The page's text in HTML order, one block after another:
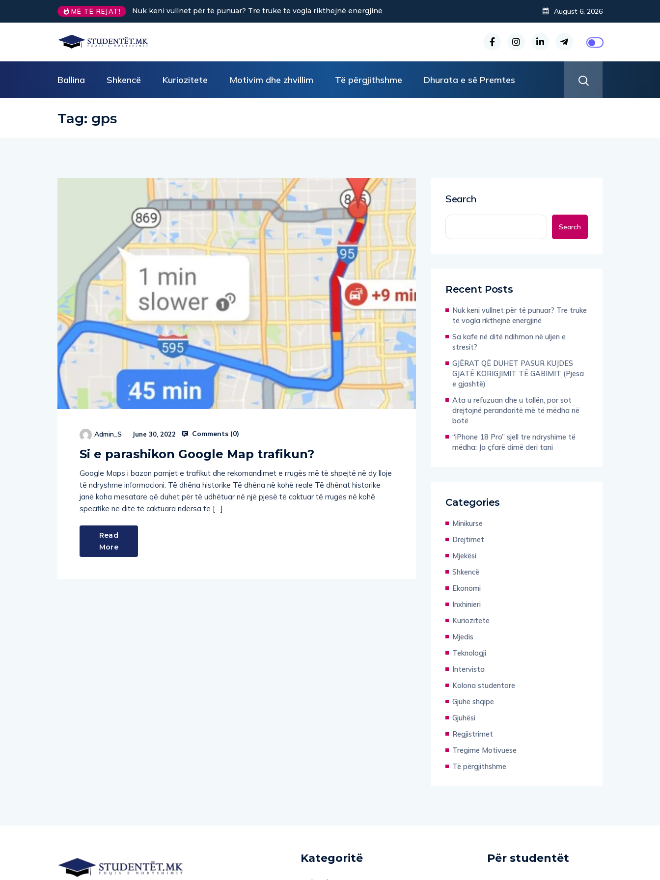
MË TË REJAT! Nuk keni vullnet për të punuar? Tre truke të vogla rikthejnë energjinë August 6, 2026
Ballina Shkencë Kuriozitete Motivim dhe zhvillim Të përgjithshme Dhurata e së Premtes
Tag: gps
Admin_S June 30, 2022 Comments (0)
Si e parashikon Google Map trafikun?
Google Maps i bazon pamjet e trafikut dhe rekomandimet e rrugës më të shpejtë në dy lloje
të ndryshme informacioni: Të dhëna historike Të dhëna në kohë reale Të dhënat historike
janë koha mesatare që duhet për të udhëtuar në një pjesë të caktuar të rrugës në kohë
specifike në ditë të caktuara ndërsa të […]
Read
More
Search
Search
Recent Posts
Nuk keni vullnet për të punuar? Tre truke
të vogla rikthejnë energjinë
Sa kafe në ditë ndihmon në uljen e
stresit?
GJËRAT QË DUHET PASUR KUJDES
GJATË KORIGJIMIT TË GABIMIT (Pjesa
e gjashtë)
Ata u refuzuan dhe u tallën, por sot
drejtojnë perandoritë më të mëdha në
botë
“iPhone 18 Pro” sjell tre ndryshime të
mëdha: Ja çfarë dimë deri tani
Categories
Minikurse
Drejtimet
Mjekësi
Shkencë
Ekonomi
Inxhinieri
Kuriozitete
Mjedis
Teknologji
Intervista
Kolona studentore
Gjuhë shqipe
Gjuhësi
Regjistrimet
Tregime Motivuese
Të përgjithshme
Kategoritë Për studentët